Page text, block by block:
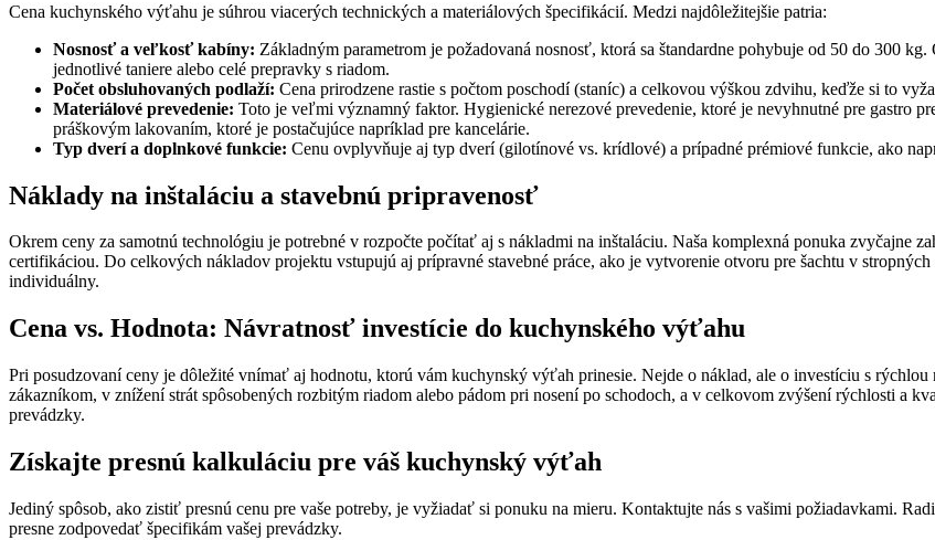
Cena kuchynského výťahu je súhrou viacerých technických a materiálových špecifikácií. Medzi najdôležitejšie patria:
Nosnosť a veľkosť kabíny: Základným parametrom je požadovaná nosnosť, ktorá sa štandardne pohybuje od 50 do 300
jednotlivé taniere alebo celé prepravky s riadom.
Počet obsluhovaných podlaží: Cena prirodzene rastie s počtom poschodí (staníc) a celkovou výškou zdvihu, keďže si to
Materiálové prevedenie: Toto je veľmi významný faktor. Hygienické nerezové prevedenie, ktoré je nevyhnutné pre gastro
práškovým lakovaním, ktoré je postačujúce napríklad pre kancelárie.
Typ dverí a doplnkové funkcie: Cenu ovplyvňuje aj typ dverí (gilotínové vs. krídlové) a prípadné prémiové funkcie, ako
Náklady na inštaláciu a stavebnú pripravenosť
Okrem ceny za samotnú technológiu je potrebné v rozpočte počítať aj s nákladmi na inštaláciu. Naša komplexná ponuka zvyčajne
certifikáciou. Do celkových nákladov projektu vstupujú aj prípravné stavebné práce, ako je vytvorenie otvoru pre šachtu v
individuálny.
Cena vs. Hodnota: Návratnosť investície do kuchynského výťahu
Pri posudzovaní ceny je dôležité vnímať aj hodnotu, ktorú vám kuchynský výťah prinesie. Nejde o náklad, ale o investíciu s
zákazníkom, v znížení strát spôsobených rozbitým riadom alebo pádom pri nosení po schodoch, a v celkovom zvýšení rýchlosti a
prevádzky.
Získajte presnú kalkuláciu pre váš kuchynský výťah
Jediný spôsob, ako zistiť presnú cenu pre vaše potreby, je vyžiadať si ponuku na mieru. Kontaktujte nás s vašimi požiadavkami.
presne zodpovedať špecifikám vašej prevádzky.